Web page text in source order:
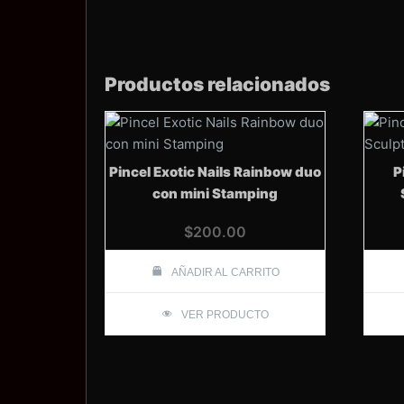
Productos relacionados
Pincel Exotic Nails Rainbow duo
con mini Stamping
$200.00
AÑADIR AL CARRITO
VER PRODUCTO